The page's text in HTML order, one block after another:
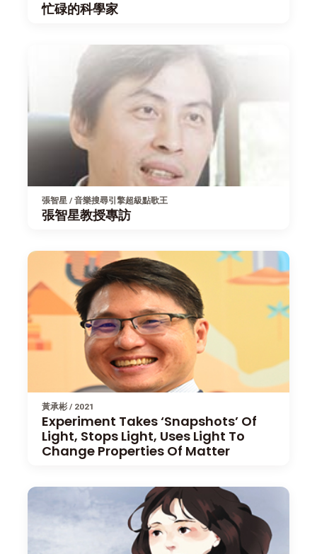
忙碌的科學家
張智星 / 音樂搜尋引擎超級點歌王
張智星教授專訪
黃承彬 / 2021
Experiment Takes ‘Snapshots’ Of
Light, Stops Light, Uses Light To
Change Properties Of Matter